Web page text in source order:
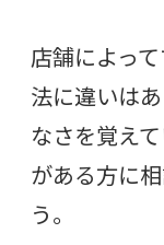
店舗によっ
法に違いは
なさを覚え
がある方に
う。